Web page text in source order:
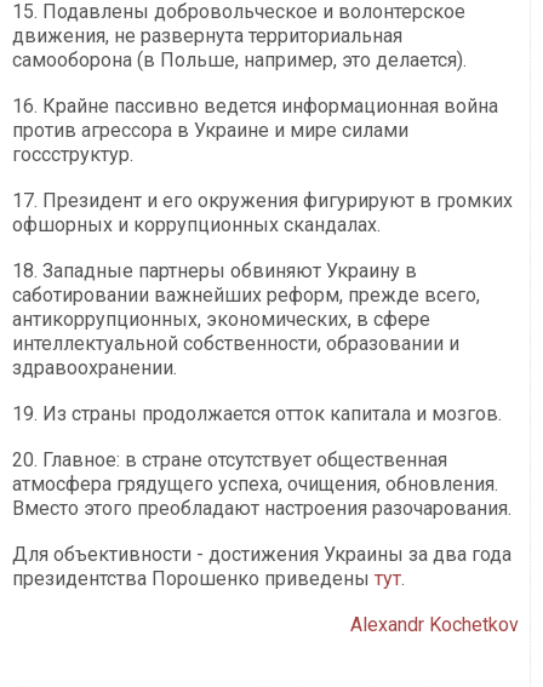
15. Подавлены добровольческое и волонтерское
движения, не развернута территориальная
самооборона (в Польше, например, это делается).
16. Крайне пассивно ведется информационная война
против агрессора в Украине и мире силами
госсструктур.
17. Президент и его окружения фигурируют в громких
офшорных и коррупционных скандалах.
18. Западные партнеры обвиняют Украину в
саботировании важнейших реформ, прежде всего,
антикоррупционных, экономических, в сфере
интеллектуальной собственности, образовании и
здравоохранении.
19. Из страны продолжается отток капитала и мозгов.
20. Главное: в стране отсутствует общественная
атмосфера грядущего успеха, очищения, обновления.
Вместо этого преобладают настроения разочарования.
Для объективности - достижения Украины за два года
президентства Порошенко приведены тут.
Alexandr Kochetkov